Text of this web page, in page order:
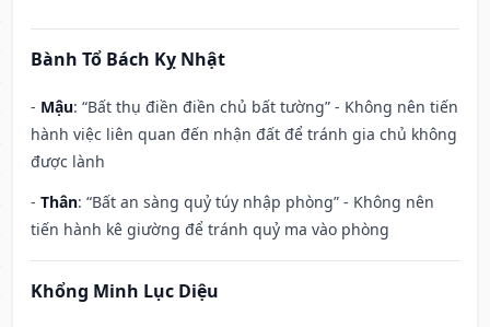
Bành Tổ Bách Kỵ Nhật
- Mậu: “Bất thụ điền điền chủ bất tường” - Không nên tiến
hành việc liên quan đến nhận đất để tránh gia chủ không
được lành
- Thân: “Bất an sàng quỷ túy nhập phòng” - Không nên
tiến hành kê giường để tránh quỷ ma vào phòng
Khổng Minh Lục Diệu